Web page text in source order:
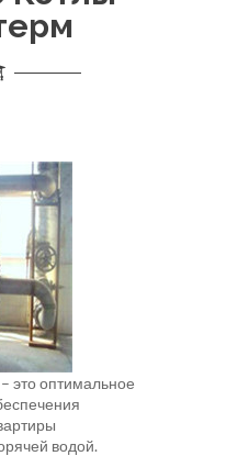
это оптимальное
водой.